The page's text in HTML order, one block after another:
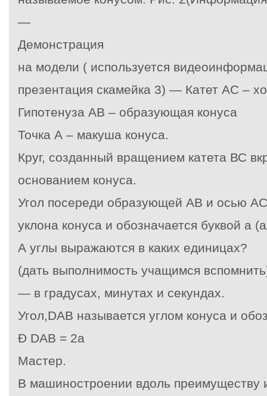
—
Демонстрация
на модели ( используется
презентация скамейка 3) — Катет АС –
Гипотенуза АВ – образующая конуса
Точка А – макуша конуса.
Круг, созданный вращением катета ВС
основанием конуса.
Угол посереди образующей АВ и осью
уклона конуса и обозначается буквой a
А углы выражаются в каких единицах?
(дать выполнимость учащимся
— в градусах, минутах и секундах.
Угол,DАВ называется углом конуса и
Ð DАВ = 2a
Мастер.
В машиностроении вдоль